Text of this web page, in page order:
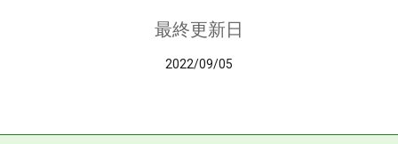
最終更新日
2022/09/05